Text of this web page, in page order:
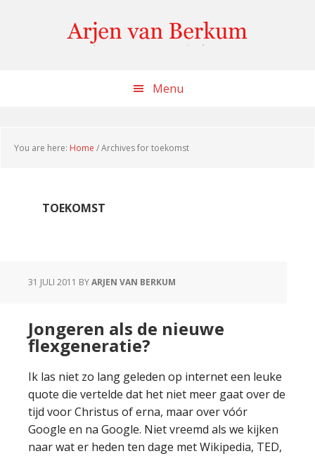
Menu
You are here: Home /Archives for toekomst
TOEKOMST
31 JULI 2011 BYARJEN VAN BERKUM
Jongeren als de nieuwe
flexgeneratie?
Ik las niet zo lang geleden op internet een leuke
quote die vertelde dat het niet meer gaat over de
tijd voor Christus of erna, maar over vóór
Google en na Google. Niet vreemd als we kijken
naar wat er heden ten dage met Wikipedia, TED,